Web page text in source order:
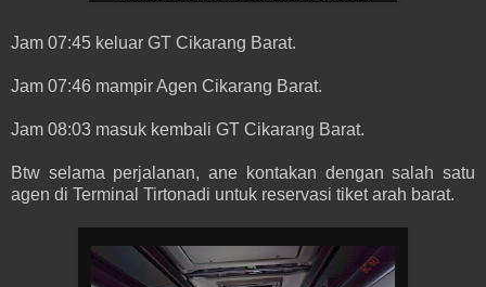
Jam 07:45 keluar GT Cikarang Barat.
Jam 07:46 mampir Agen Cikarang Barat.
Jam 08:03 masuk kembali GT Cikarang Barat.
Btw selama perjalanan, ane kontakan dengan salah satu
agen di Terminal Tirtonadi untuk reservasi tiket arah barat.